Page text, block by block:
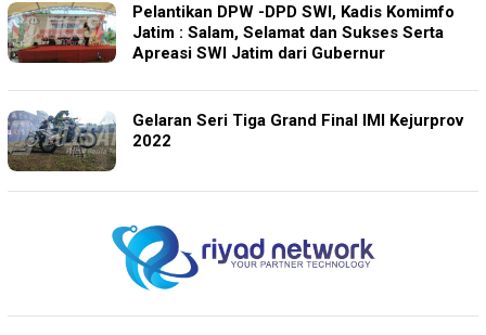
Pelantikan DPW -DPD SWI, Kadis Komimfo
Jatim : Salam, Selamat dan Sukses Serta
Apreasi SWI Jatim dari Gubernur
Gelaran Seri Tiga Grand Final IMI Kejurprov
2022